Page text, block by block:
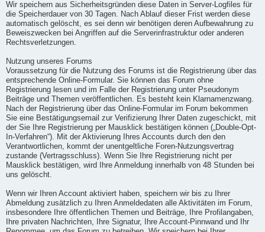
Wir speichern aus Sicherheitsgründen diese Daten in Server-Logfiles für
die Speicherdauer von 30 Tagen. Nach Ablauf dieser Frist werden diese
automatisch gelöscht, es sei denn wir benötigen deren Aufbewahrung zu
Beweiszwecken bei Angriffen auf die Serverinfrastruktur oder anderen
Rechtsverletzungen.
Nutzung unseres Forums
Voraussetzung für die Nutzung des Forums ist die Registrierung über das
entsprechende Online-Formular. Sie können das Forum ohne
Registrierung lesen und im Falle der Registrierung unter Pseudonym
Beiträge und Themen veröffentlichen. Es besteht kein Klarnamenzwang.
Nach der Registrierung über das Online-Formular im Forum bekommen
Sie eine Bestätigungsemail zur Verifizierung Ihrer Daten zugeschickt, mit
der Sie Ihre Registrierung per Mausklick bestätigen können („Double-Opt-
In-Verfahren“). Mit der Aktivierung Ihres Accounts durch den den
Verantwortlichen, kommt der unentgeltliche Foren-Nutzungsvertrag
zustande (Vertragsschluss). Wenn Sie Ihre Registrierung nicht per
Mausklick bestätigen, wird Ihre Anmeldung innerhalb von 48 Stunden bei
uns gelöscht.
Wenn wir Ihren Account aktiviert haben, speichern wir bis zu Ihrer
Abmeldung zusätzlich zu Ihren Anmeldedaten alle Aktivitäten im Forum,
insbesondere Ihre öffentlichen Themen und Beiträge, Ihre Profilangaben,
Ihre privaten Nachrichten, Ihre Signatur, Ihre Account-Pinnwand und Ihr